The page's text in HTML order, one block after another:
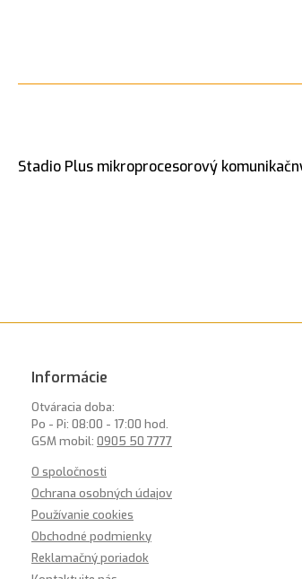
Stadio Plus mikroprocesorový
Informácie
Otváracia doba:
Po - Pi: 08:00 - 17:00 hod.
GSM mobil: 0905 50 7777
O spoločnosti
Ochrana osobných údajov
Používanie cookies
Obchodné podmienky
Reklamačný poriadok